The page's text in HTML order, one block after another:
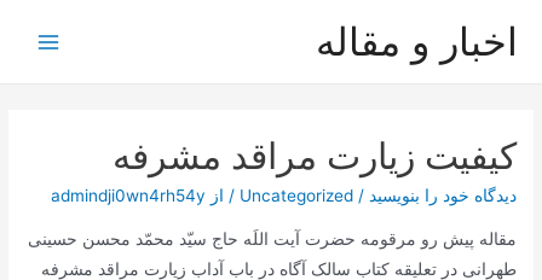
اخبار و مقاله
کیفیت زیارت مراقد مشرفه
دیدگاه‌ خود را بنویسید /
Uncategorized / از admindji0wn4rh54y
مقاله پیش رو مرقومه حضرت آیت اللَه حاج سیّد محمّد محسن حسینی
طهرانی در تعلیقه کتاب سالک آگاه در باب آداب زیارت مراقد مشرفه